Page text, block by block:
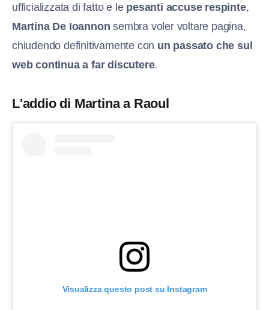
ufficializzata di fatto e le pesanti accuse respinte,
Martina De Ioannon sembra voler voltare pagina,
chiudendo definitivamente con un passato che sul
web continua a far discutere.
L'addio di Martina a Raoul
Visualizza questo post su Instagram